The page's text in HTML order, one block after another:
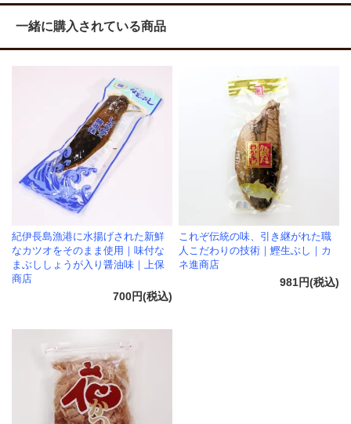
一緒に購入されている商品
紀伊長島漁港に水揚げされた新鮮
なカツオをそのまま使用｜味付な
まぶししょうが入り醤油味｜上保
商店
700円(税込)
これぞ伝統の味、引き継がれた職
人こだわりの技術｜鰹生ぶし｜カ
ネ進商店
981円(税込)